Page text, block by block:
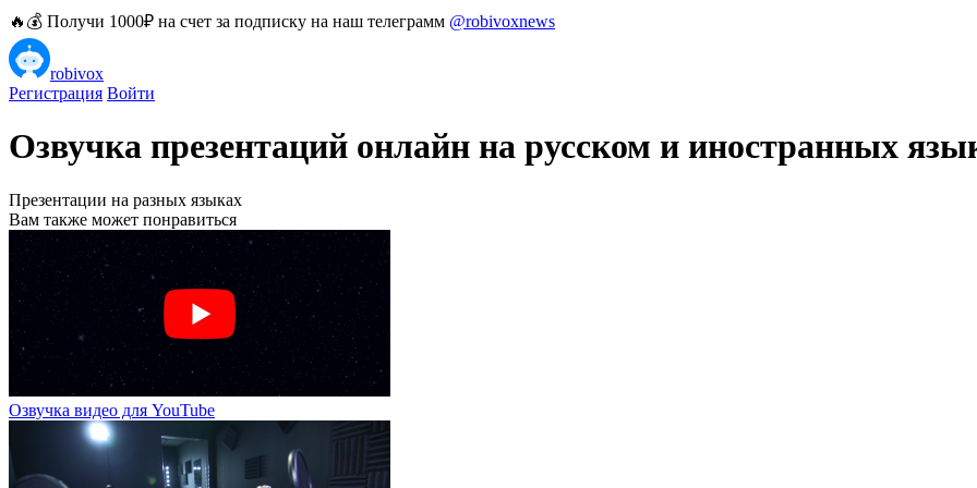
🔥💰 Получи 1000₽ на счет за подписку на наш телеграмм @robivoxnews
robivox
Регистрация Войти
Озвучка презентаций онлайн на русском и иностранных
Презентации на разных языках
Вам также может понравиться
Озвучка видео для YouTube